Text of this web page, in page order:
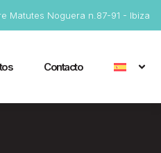
Matutes Noguera n.87-91 - Ibiza
Contacto